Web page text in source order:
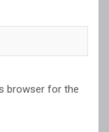
browser for the